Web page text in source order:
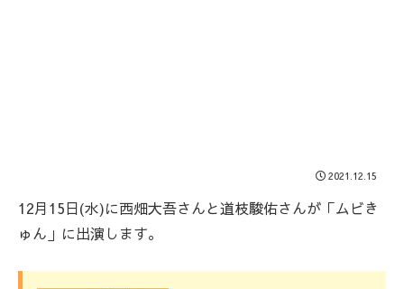
2021.12.15
12月15日(水)に西畑大吾さんと道枝駿佑さんが「ムビき
ゅん」に出演します。